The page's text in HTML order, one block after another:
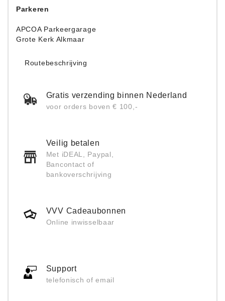
Parkeren
APCOA Parkeergarage
Grote Kerk Alkmaar
Routebeschrijving
Gratis verzending binnen Nederland
voor orders boven € 100,-
Veilig betalen
Met iDEAL, Paypal,
Bancontact of
bankoverschrijving
VVV Cadeaubonnen
Online inwisselbaar
Support
telefonisch of email